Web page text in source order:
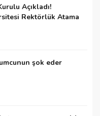
Açıkladı!
Rektörlük Atama
şok eder